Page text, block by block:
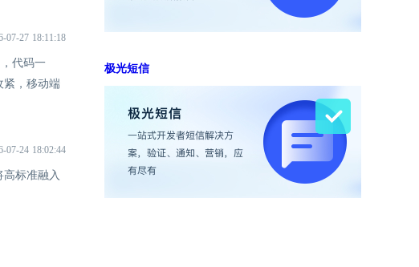
07-27 18:11:18
代码一
，移动端
07-24 18:02:44
标准融入
极光短信